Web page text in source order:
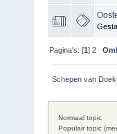
Pagina's: [1]2
Schepen van
Normaal topic
Populair topic